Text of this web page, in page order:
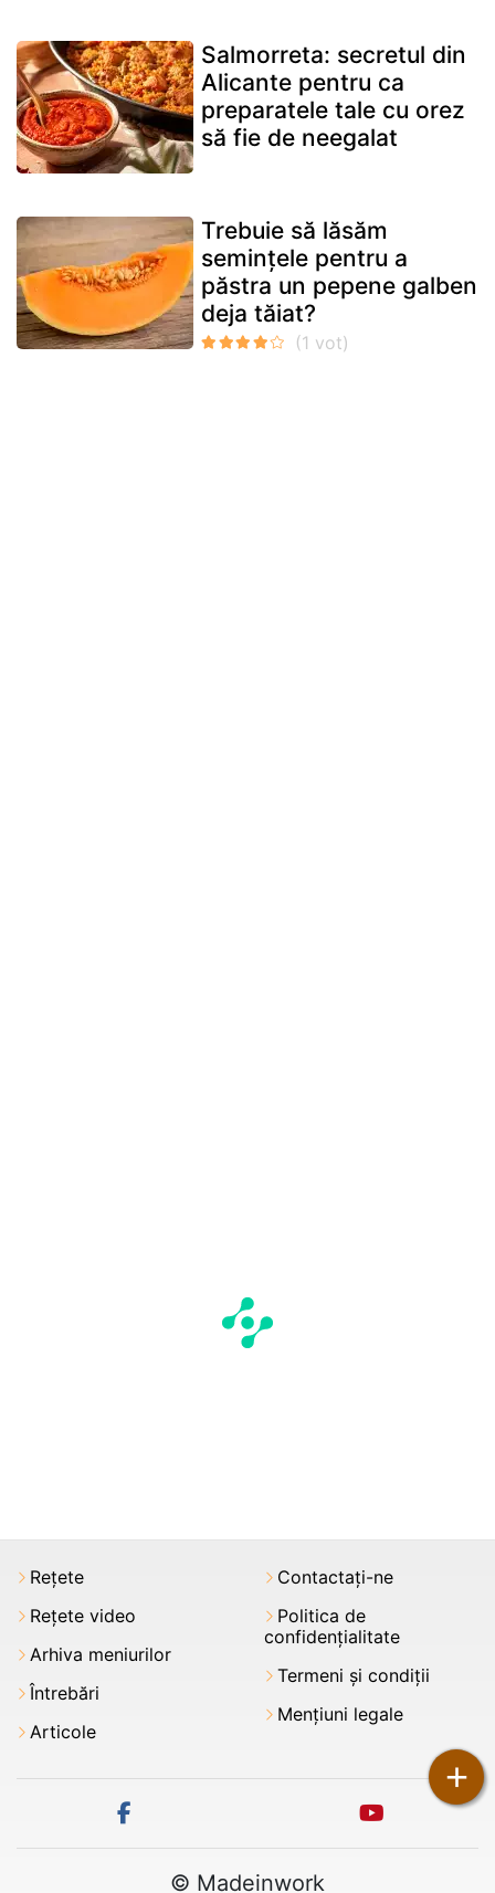
Salmorreta: secretul din
Alicante pentru ca
preparatele tale cu orez
să fie de neegalat
Trebuie să lăsăm
semințele pentru a
păstra un pepene galben
deja tăiat?
+
Rețete
Rețete video
Arhiva meniurilor
Întrebări
Articole
Contactați-ne
Politica de
confidențialitate
Termeni şi condiții
Mențiuni legale
facebook youtube
© Madeinwork